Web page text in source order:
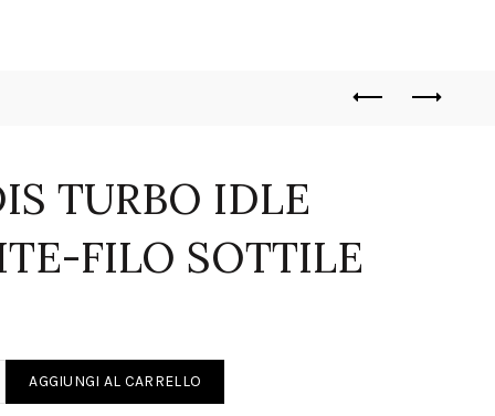
TURBO IDLE
FILO SOTTILE
AGGIUNGI AL CARRELLO